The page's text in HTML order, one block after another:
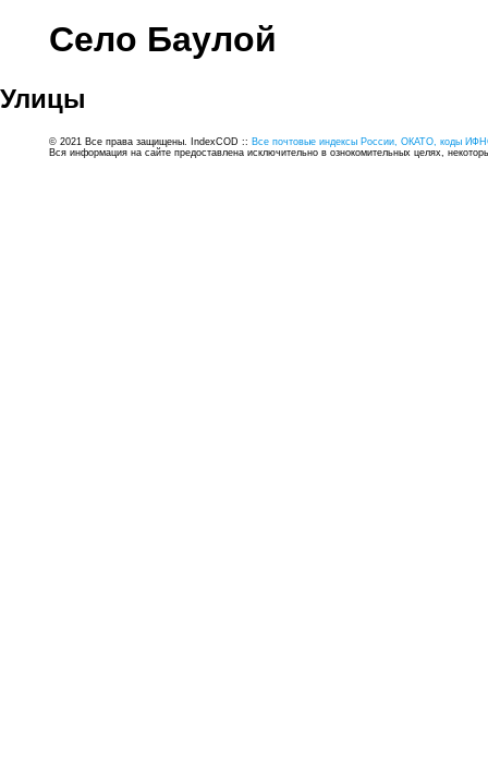
Село Баулой
Улицы
© 2021 Все права защищены. IndexCOD :: Все почтовые индексы России, ОКАТО, коды
Вся информация на сайте предоставлена исключительно в ознокомительных целях,